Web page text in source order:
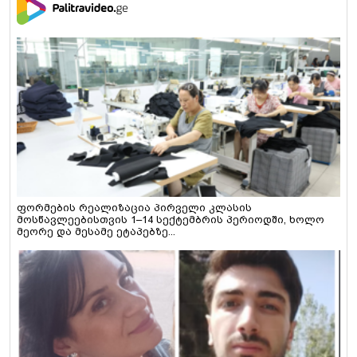
ფორმების რეალიზაცია პირველი კლასის
მოსწავლეებისთვის 1–14 სექტემბრის პერიოდში, ხოლო
მეორე და მესამე ეტაპებზე...